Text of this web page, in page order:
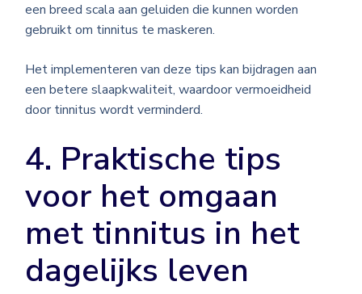
een breed scala aan geluiden die kunnen worden
gebruikt om tinnitus te maskeren.
Het implementeren van deze tips kan bijdragen aan
een betere slaapkwaliteit, waardoor vermoeidheid
door tinnitus wordt verminderd.
4. Praktische tips
voor het omgaan
met tinnitus in het
dagelijks leven